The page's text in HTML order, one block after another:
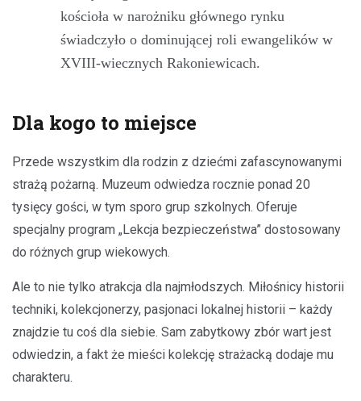
kościoła w narożniku głównego rynku
świadczyło o dominującej roli ewangelików w
XVIII-wiecznych Rakoniewicach.
Dla kogo to miejsce
Przede wszystkim dla rodzin z dziećmi zafascynowanymi
strażą pożarną. Muzeum odwiedza rocznie ponad 20
tysięcy gości, w tym sporo grup szkolnych. Oferuje
specjalny program „Lekcja bezpieczeństwa” dostosowany
do różnych grup wiekowych.
Ale to nie tylko atrakcja dla najmłodszych. Miłośnicy historii
techniki, kolekcjonerzy, pasjonaci lokalnej historii – każdy
znajdzie tu coś dla siebie. Sam zabytkowy zbór wart jest
odwiedzin, a fakt że mieści kolekcję strażacką dodaje mu
charakteru.